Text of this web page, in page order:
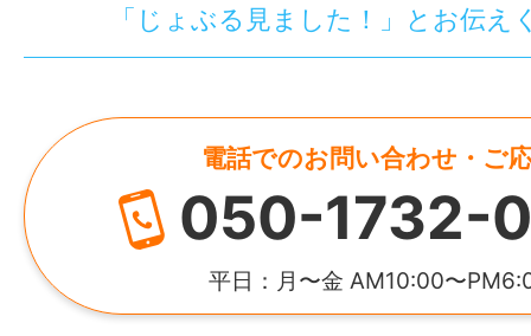
「じょぶる見ました！」とお伝え
電話でのお問い合わせ・ご
050-1732-
平日：月〜金 AM10:00〜